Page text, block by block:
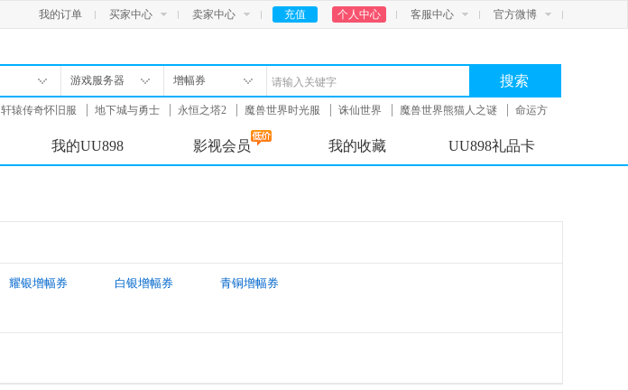
我的订单 买家中心 卖家中心 充值 个人中心 客服中心 官方微博
游戏服务器 增幅券 搜索
轩辕传奇怀旧服 地下城与勇士 永恒之塔2 魔兽世界时光服 诛仙世界 魔兽世界熊猫人之谜
命运方
我的UU898 影视会员 我的收藏 UU898礼品卡
耀银增幅券 白银增幅券 青铜增幅券